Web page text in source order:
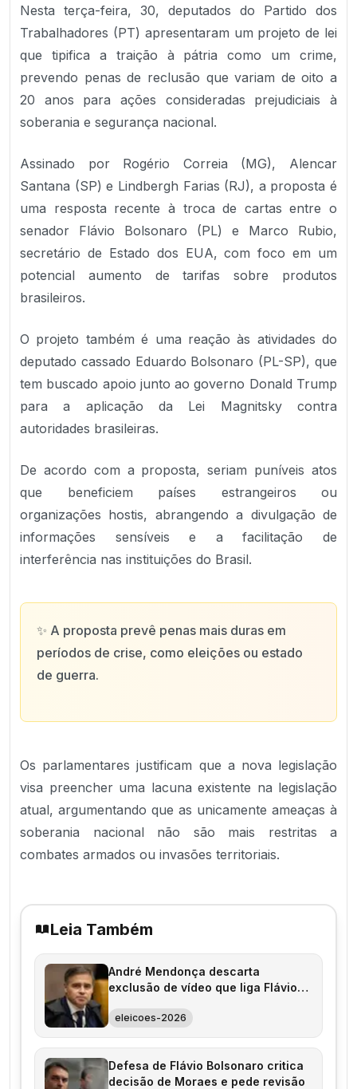
Nesta terça-feira, 30, deputados do Partido dos
Trabalhadores (PT) apresentaram um projeto de lei
que tipifica a traição à pátria como um crime,
prevendo penas de reclusão que variam de oito a
20 anos para ações consideradas prejudiciais à
soberania e segurança nacional.
Assinado por Rogério Correia (MG), Alencar
Santana (SP) e Lindbergh Farias (RJ), a proposta é
uma resposta recente à troca de cartas entre o
senador Flávio Bolsonaro (PL) e Marco Rubio,
secretário de Estado dos EUA, com foco em um
potencial aumento de tarifas sobre produtos
brasileiros.
O projeto também é uma reação às atividades do
deputado cassado Eduardo Bolsonaro (PL-SP), que
tem buscado apoio junto ao governo Donald Trump
para a aplicação da Lei Magnitsky contra
autoridades brasileiras.
De acordo com a proposta, seriam puníveis atos
que beneficiem países estrangeiros ou
organizações hostis, abrangendo a divulgação de
informações sensíveis e a facilitação de
interferência nas instituições do Brasil.
✨ A proposta prevê penas mais duras em
períodos de crise, como eleições ou estado
de guerra.
Os parlamentares justificam que a nova legislação
visa preencher uma lacuna existente na legislação
atual, argumentando que as unicamente ameaças à
soberania nacional não são mais restritas a
combates armados ou invasões territoriais.
Leia Também
André Mendonça descarta
exclusão de vídeo que liga Flávio
eleicoes-2026
Defesa de Flávio Bolsonaro critica
decisão de Moraes e pede revisão